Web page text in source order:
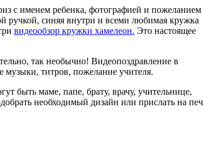
с именем ребенка, фотографией и пожеланием
синяя внутри и всеми любимая кружка
видеообзор кружки хамелеон. Это настоящее
так необычно! Видеопоздравление в
музыки, титров, пожелание учителя.
быть маме, папе, брату, врачу, учительнице,
необходимый дизайн или прислать на